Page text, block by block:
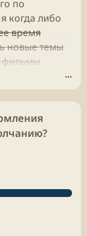
по
когда либо
время
новые темы
фильмы
к
мои
•••